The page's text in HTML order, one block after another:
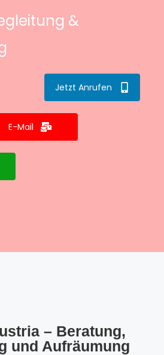
&
Jetzt Anrufen
E-Mail
– Beratung,
und Aufräumung